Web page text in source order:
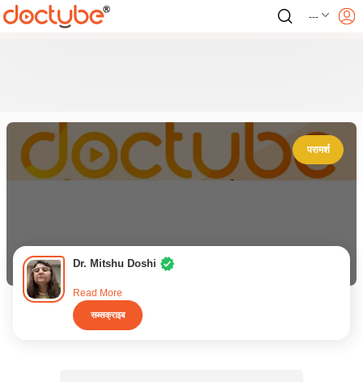
---
परामर्श
Dr. Mitshu Doshi
Read More
सब्सक्राइब